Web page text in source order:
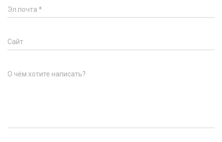
Эл.почта *
Сайт
О чём хотите написать?